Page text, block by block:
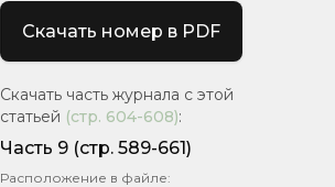
Скачать номер в PDF
Скачать часть журнала с этой
статьей (стр. 604-608):
Часть 9 (стр. 589-661)
Расположение в файле: